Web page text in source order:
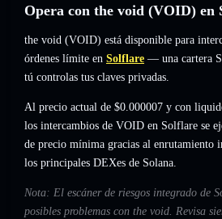
Opera con the void (VOID) en
the void (VOID) está disponible para
órdenes límite en Solflare — una cartera
tú controlas tus claves privadas.
Al precio actual de $0.000007 y con
los intercambios de VOID en Solflare se
de precio mínima gracias al enrutamiento
los principales DEXes de Solana.
Nota: El escáner de riesgos integrado de
posibles problemas con the void. Revisa